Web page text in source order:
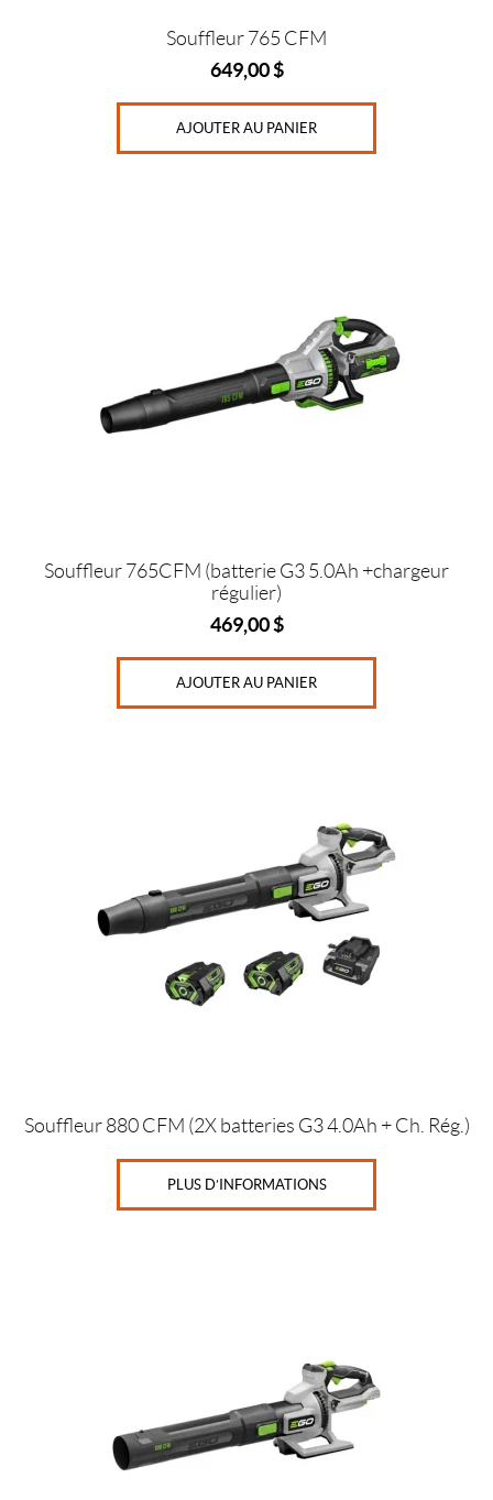
Souffleur 765 CFM
649,00$
AJOUTER AU PANIER
Souffleur 765CFM (batterie G3 5.0Ah +chargeur
régulier)
469,00$
AJOUTER AU PANIER
Souffleur 880 CFM (2X batteries G3 4.0Ah + Ch. Rég.)
PLUS D’INFORMATIONS